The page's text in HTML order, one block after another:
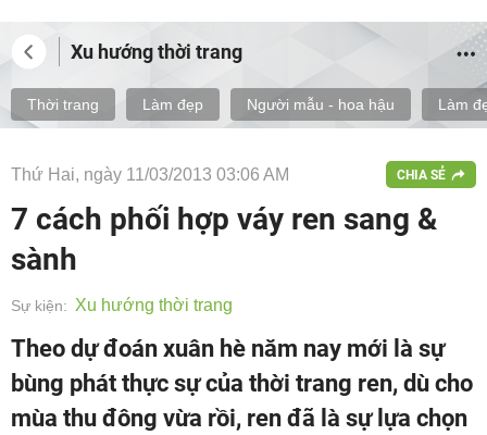
Xu hướng thời trang
Thời trang Làm đẹp Người mẫu - hoa hậu Làm
Thứ Hai, ngày 11/03/2013 03:06 AM CHIA SẺ
7 cách phối hợp váy ren sang &
sành
Sự kiện: Xu hướng thời trang
Theo dự đoán xuân hè năm nay mới là sự
bùng phát thực sự của thời trang ren, dù cho
mùa thu đông vừa rồi, ren đã là sự lựa chọn